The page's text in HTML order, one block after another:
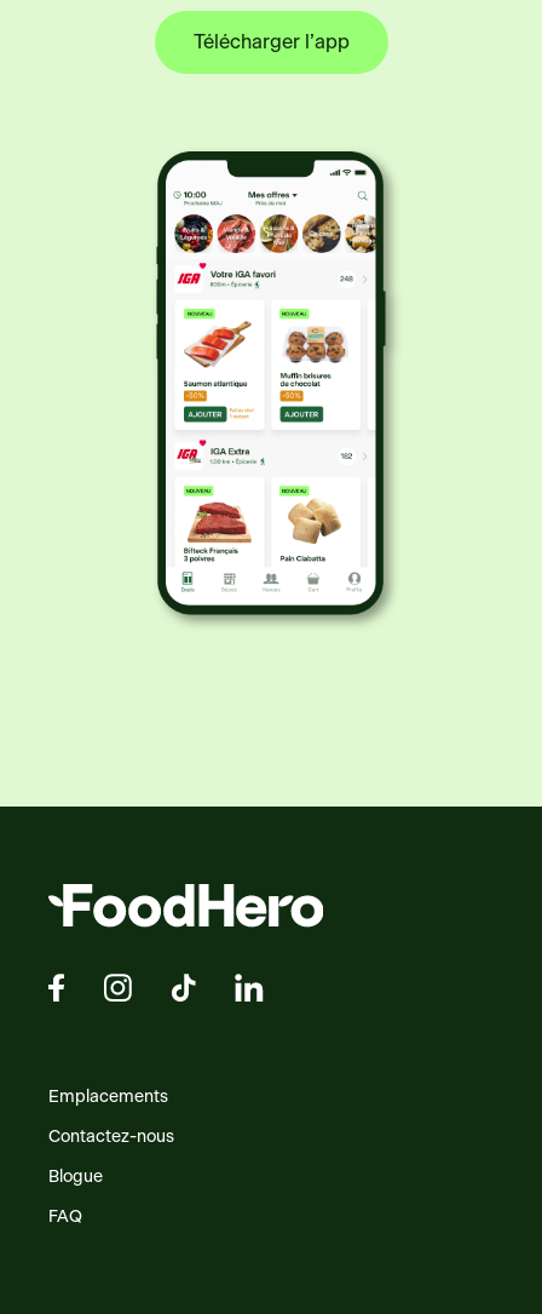
Télécharger l’app
Emplacements
Contactez-nous
Blogue
FAQ